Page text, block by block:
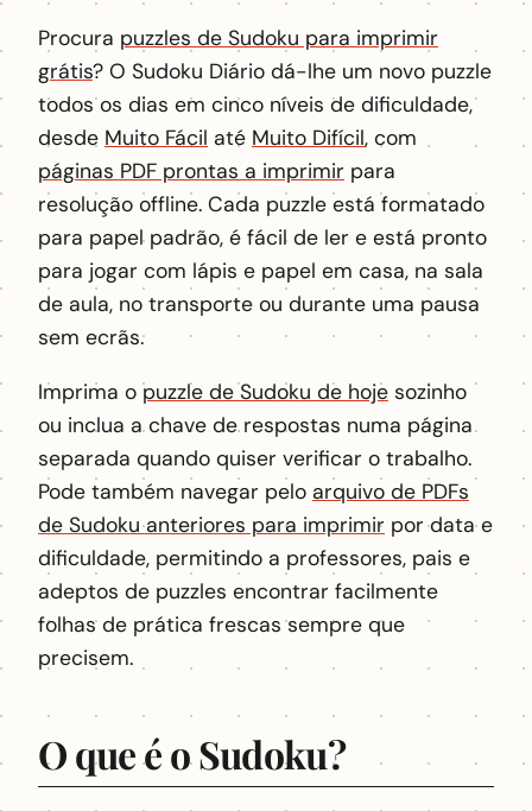
Procura puzzles de Sudoku para imprimir
grátis? O Sudoku Diário dá-lhe um novo puzzle
todos os dias em cinco níveis de dificuldade,
desde Muito Fácil até Muito Difícil, com
páginas PDF prontas a imprimir para
resolução offline. Cada puzzle está formatado
para papel padrão, é fácil de ler e está pronto
para jogar com lápis e papel em casa, na sala
de aula, no transporte ou durante uma pausa
sem ecrãs.
Imprima o puzzle de Sudoku de hoje sozinho
ou inclua a chave de respostas numa página
separada quando quiser verificar o trabalho.
Pode também navegar pelo arquivo de PDFs
de Sudoku anteriores para imprimir por data e
dificuldade, permitindo a professores, pais e
adeptos de puzzles encontrar facilmente
folhas de prática frescas sempre que
precisem.
O que é o Sudoku?